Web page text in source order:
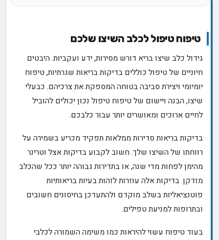
טיפוח טיפול לכלב השיצו שלכם
גידול כלב שיצו בריא דורש מסירות, ידע ועקביות. היבטים
חיוניים של טיפול כוללים בדיקות בריאות שגרתיות, טיפוח
יומיומי ויצירת סביבה בטוחה המספקת את צרכיהם. כבעלי
שיצו, הבנה ויישום של טיפוח טיפול נכון יכולים להוביל
לחיים ארוכים ומאושרים יותר עבור כלבכם.
בדיקות בריאות סדירות ממלאות תפקיד מכריע בשמירה על
רווחתו של השיצו שלך. חשוב לקבוע בדיקות אצל וטרינר
מהימן לפחות מדי שנה, או בתדירות גבוהה יותר ככל שהכלב
מזדקן. בדיקות אלה עוזרות לזהות בעיות בריאותיות
פוטנציאליות בשלב מוקדם ולהתעדכן בחיסונים חשובים
ובתרופות למניעת טפילים.
בעוד טיפוח עשוי להיראות כמו משימה השמורה לכלבי